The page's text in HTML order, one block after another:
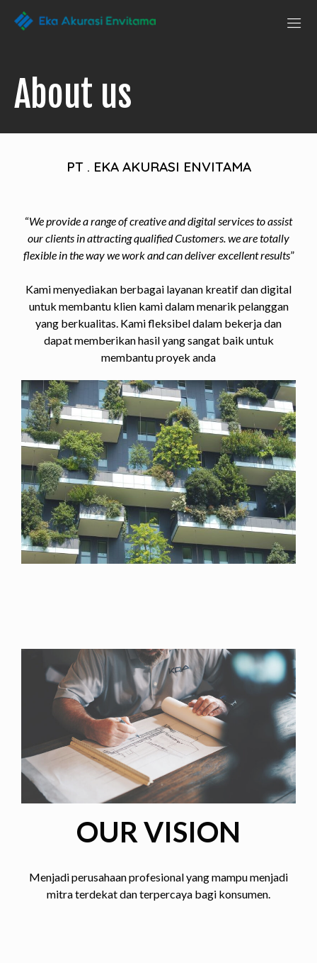
Penguji Eka
Laboratorium
dapat
anda
andalkan
About us
PT . EKA AKURASI ENVITAMA
“We provide a range of creative and digital services to assist
our clients in attracting qualified Customers. we are totally
flexible in the way we work and can deliver excellent results”
Kami menyediakan berbagai layanan kreatif dan digital
untuk membantu klien kami dalam menarik pelanggan
yang berkualitas. Kami fleksibel dalam bekerja dan
dapat memberikan hasil yang sangat baik untuk
membantu proyek anda
OUR VISION
Menjadi perusahaan profesional yang mampu menjadi
mitra terdekat dan terpercaya bagi konsumen.